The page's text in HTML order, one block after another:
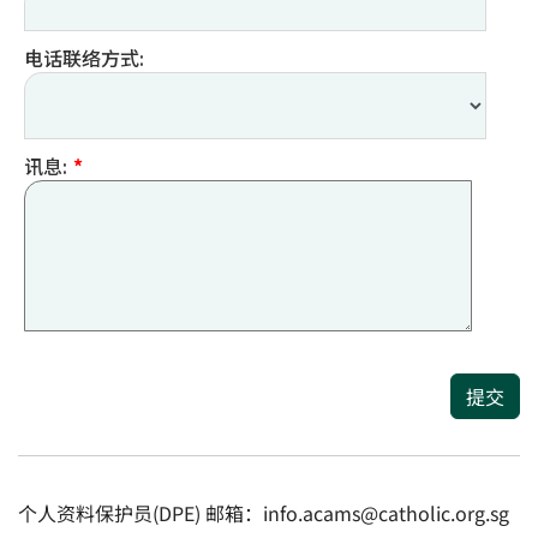
电话联络方式:
讯息: *
提交
个人资料保护员(DPE) 邮箱：info.acams@catholic.org.sg